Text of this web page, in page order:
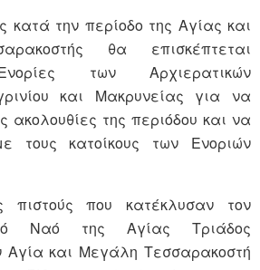
κατά την περίοδο της Αγίας και
θα επισκέπτεται
των Αρχιερατικών
και Μακρυνείας για να
ακολουθίες της περιόδου και να
τους κατοίκους των Ενοριών
πιστούς που κατέκλυσαν τον
Ναό της Αγίας Τριάδος
Αγία και Μεγάλη Τεσσαρακοστή